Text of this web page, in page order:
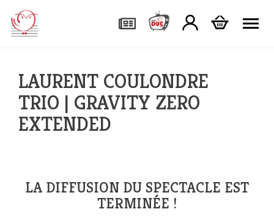
LAURENT COULONDRE
TRIO | GRAVITY ZERO
EXTENDED
LA DIFFUSION DU SPECTACLE EST
TERMINÉE !